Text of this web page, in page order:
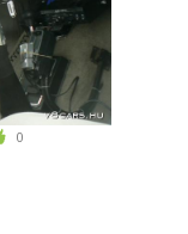
0